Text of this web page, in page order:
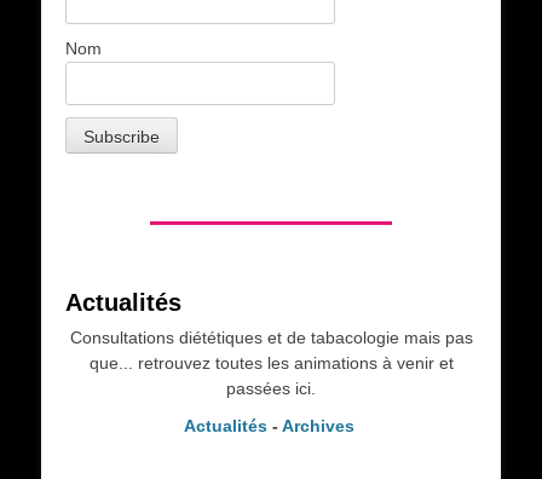
Nom
Actualités
Consultations diététiques et de tabacologie mais pas
que... retrouvez toutes les animations à venir et
passées ici.
Actualités- Archives